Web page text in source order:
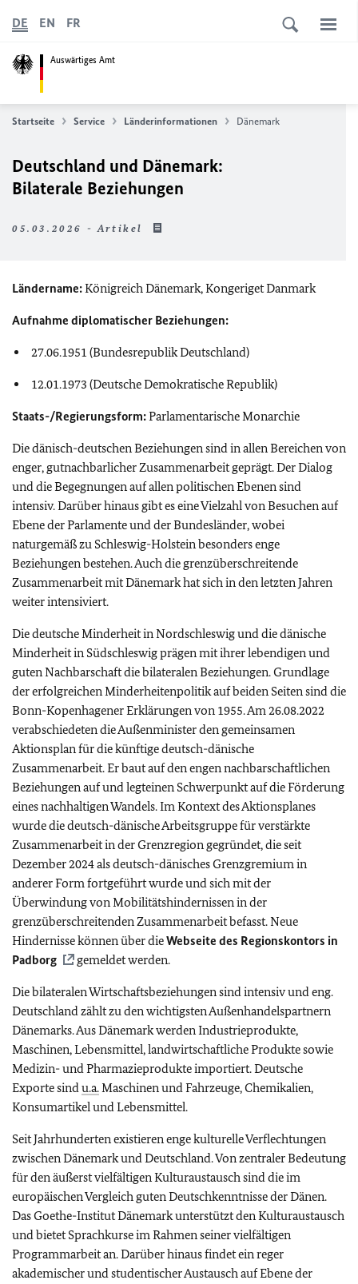
Auswärtiges Amt
DE EN FR
Startseite Service Länderinformationen Dänemark
Deutschland und Dänemark:
Bilaterale Beziehungen
05.03.2026 - Artikel
Ländername:Königreich Dänemark, Kongeriget Danmark
Aufnahme diplomatischer Beziehungen:
27.06.1951 (Bundesrepublik Deutschland)
12.01.1973 (Deutsche Demokratische Republik)
Staats-/Regierungsform:Parlamentarische Monarchie
Die dänisch-deutschen Beziehungen sind in allen Bereichen von
enger, gutnachbarlicher Zusammenarbeit geprägt. Der Dialog
und die Begegnungen auf allen politischen Ebenen sind
intensiv. Darüber hinaus gibt es eine Vielzahl von Besuchen auf
Ebene der Parlamente und der Bundesländer, wobei
naturgemäß zu Schleswig-Holstein besonders enge
Beziehungen bestehen. Auch die grenzüberschreitende
Zusammenarbeit mit Dänemark hat sich in den letzten Jahren
weiter intensiviert.
Die deutsche Minderheit in Nordschleswig und die dänische
Minderheit in Südschleswig prägen mit ihrer lebendigen und
guten Nachbarschaft die bilateralen Beziehungen. Grundlage
der erfolgreichen Minderheitenpolitik auf beiden Seiten sind die
Bonn-Kopenhagener Erklärungen von 1955. Am 26.08.2022
verabschiedeten die Außenminister den gemeinsamen
Aktionsplan für die künftige deutsch-dänische
Zusammenarbeit. Er baut auf den engen nachbarschaftlichen
Beziehungen auf und legteinen Schwerpunkt auf die Förderung
eines nachhaltigen Wandels. Im Kontext des Aktionsplanes
wurde die deutsch-dänische Arbeitsgruppe für verstärkte
Zusammenarbeit in der Grenzregion gegründet, die seit
Dezember 2024 als deutsch-dänisches Grenzgremium in
anderer Form fortgeführt wurde und sich mit der
Überwindung von Mobilitätshindernissen in der
grenzüberschreitenden Zusammenarbeit befasst. Neue
Hindernisse können über dieWebseite des Regionskontors in
Padborg
gemeldet werden.
Die bilateralen Wirtschaftsbeziehungen sind intensiv und eng.
Deutschland zählt zu den wichtigsten Außenhandelspartnern
Dänemarks. Aus Dänemark werden Industrieprodukte,
Maschinen, Lebensmittel, landwirtschaftliche Produkte sowie
Medizin- und Pharmazieprodukte importiert. Deutsche
Exporte sindu.a.Maschinen und Fahrzeuge, Chemikalien,
Konsumartikel und Lebensmittel.
Seit Jahrhunderten existieren enge kulturelle Verflechtungen
zwischen Dänemark und Deutschland. Von zentraler Bedeutung
für den äußerst vielfältigen Kulturaustausch sind die im
europäischen Vergleich guten Deutschkenntnisse der Dänen.
Das Goethe-Institut Dänemark unterstützt den Kulturaustausch
und bietet Sprachkurse im Rahmen seiner vielfältigen
Programmarbeit an. Darüber hinaus findet ein reger
akademischer und studentischer Austausch auf Ebene der